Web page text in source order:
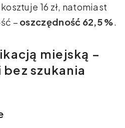
16 zł, natomiast
– oszczędność 62,5 %.
miejską –
szukania